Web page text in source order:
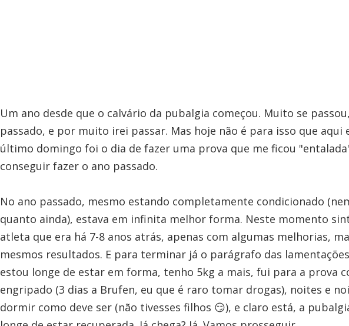
Um ano desde que o calvário da pubalgia começou. Muito se
passado, e por muito irei passar. Mas hoje não é para isso que aqui
último domingo foi o dia de fazer uma prova que me ficou
conseguir fazer o ano passado.
No ano passado, mesmo estando completamente condicionado
quanto ainda), estava em infinita melhor forma. Neste momento
atleta que era há 7-8 anos atrás, apenas com algumas melhorias,
mesmos resultados. E para terminar já o parágrafo das
estou longe de estar em forma, tenho 5kg a mais, fui para a prova
engripado (3 dias a Brufen, eu que é raro tomar drogas), noites e
dormir como deve ser (não tivesses filhos 😏), e claro está, a